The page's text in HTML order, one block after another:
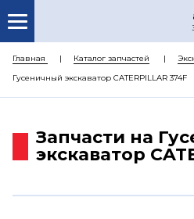
О НАС
КАТАЛОГ
Главная Каталог запчастей
Гусеничный экскаватор CATERPILLAR 374F
Запчасти на
экскаватор